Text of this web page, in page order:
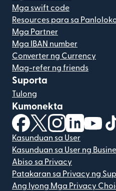
Mga swift code
Resources para sa
Mga Partner
Mga IBAN number
Converter ng Currency
Mag-refer ng friends
Suporta
Tulong
Kumonekta
(bubukas sa bagong
(bubukas sa
(bubukas sa
Kasunduan sa User
Kasunduan sa User ng
Abiso sa Privacy
Patakaran sa Privacy ng
Ang Iyong Mga Privacy